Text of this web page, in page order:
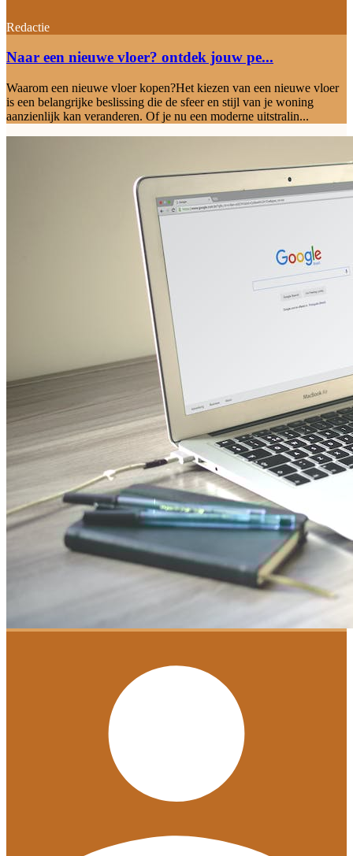
Redactie
Naar een nieuwe vloer? ontdek jouw pe...
Waarom een nieuwe vloer kopen?Het kiezen van een nieuwe vloer
is een belangrijke beslissing die de sfeer en stijl van je woning
aanzienlijk kan veranderen. Of je nu een moderne uitstralin...